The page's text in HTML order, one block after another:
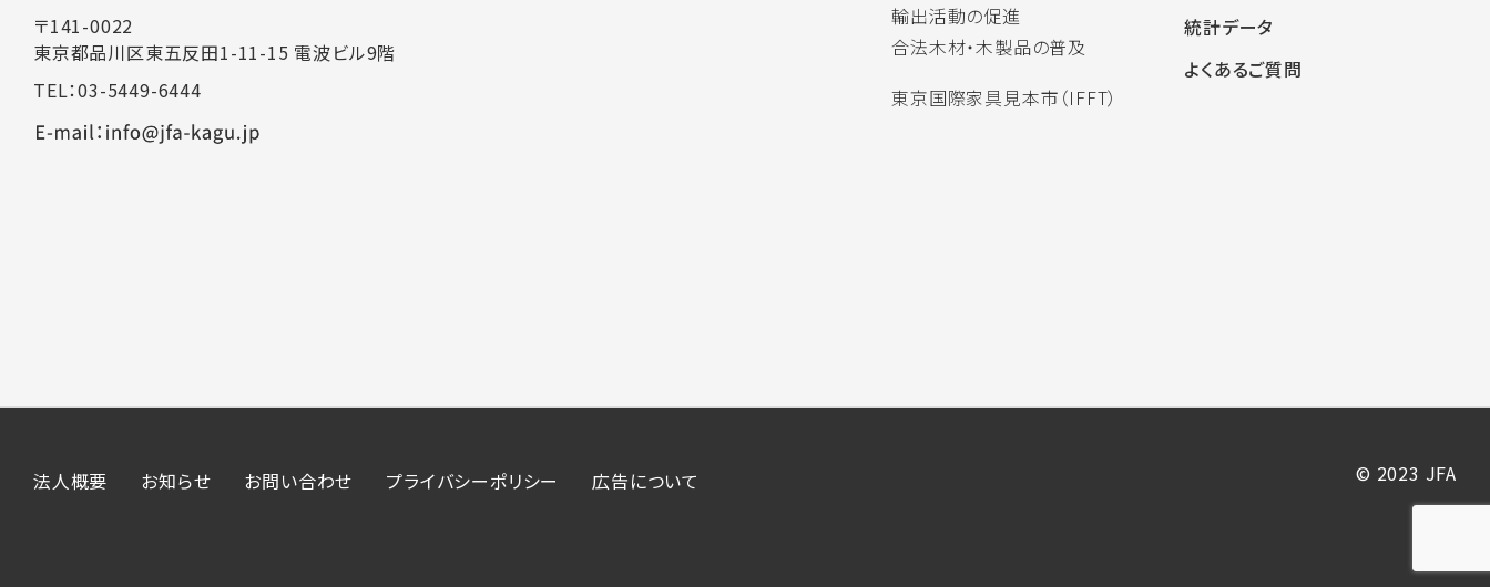
〒141-0022
東京都品川区東五反田1-11-15 電波ビル9階
TEL：03-5449-6444
輸出活動の促進
合法木材・木製品の普及
東京国際家具見本市（IFFT）
統計データ
よくあるご質問
法人概要 お知らせ お問い合わせ プライバシーポリシー 広告について © 2023 JFA